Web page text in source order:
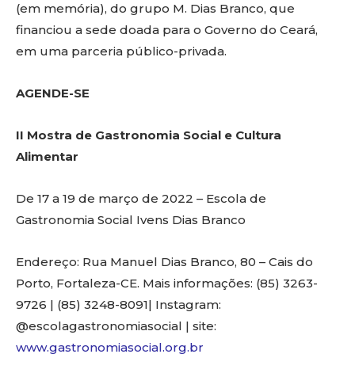
(em memória), do grupo M. Dias Branco, que
financiou a sede doada para o Governo do Ceará,
em uma parceria público-privada.
AGENDE-SE
II Mostra de Gastronomia Social e Cultura
Alimentar
De 17 a 19 de março de 2022 – Escola de
Gastronomia Social Ivens Dias Branco
Endereço: Rua Manuel Dias Branco, 80 – Cais do
Porto, Fortaleza-CE. Mais informações: (85) 3263-
9726 | (85) 3248-8091| Instagram:
@escolagastronomiasocial | site:
www.gastronomiasocial.org.br